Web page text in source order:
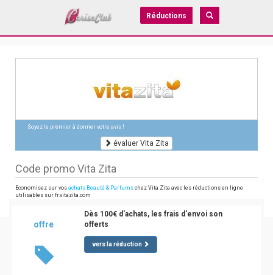
Réductions
Soyez le premier à donner votre avis !
évaluer Vita Zita
Code promo Vita Zita
Economisez sur vos achats Beauté & Parfums chez Vita Zita avec les réductions en ligne
utilisables sur fr.vitazita.com
offre
Dès 100€ d'achats, les frais d'envoi son
offerts
vers la réduction